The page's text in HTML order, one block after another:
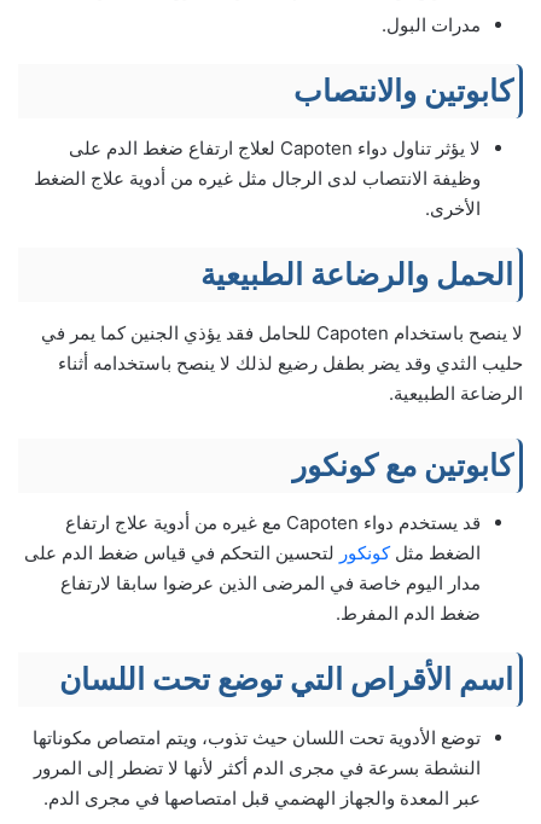
مدرات البول.
كابوتين والانتصاب
لا يؤثر تناول دواء Capoten لعلاج ارتفاع ضغط الدم على
وظيفة الانتصاب لدى الرجال مثل غيره من أدوية علاج الضغط
الأخرى.
الحمل والرضاعة الطبيعية
لا ينصح باستخدام Capoten للحامل فقد يؤذي الجنين كما يمر في
حليب الثدي وقد يضر بطفل رضيع لذلك لا ينصح باستخدامه أثناء
الرضاعة الطبيعية.
كابوتين مع كونكور
قد يستخدم دواء Capoten مع غيره من أدوية علاج ارتفاع
الضغط مثلكونكور لتحسين التحكم في قياس ضغط الدم على
مدار اليوم خاصة في المرضى الذين عرضوا سابقا لارتفاع
ضغط الدم المفرط.
اسم الأقراص التي توضع تحت اللسان
توضع الأدوية تحت اللسان حيث تذوب، ويتم امتصاص مكوناتها
النشطة بسرعة في مجرى الدم أكثر لأنها لا تضطر إلى المرور
عبر المعدة والجهاز الهضمي قبل امتصاصها في مجرى الدم.